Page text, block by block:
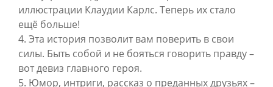
иллюстрации Клаудии Карлс. Теперь их стало
ещё больше!
4. Эта история позволит вам поверить в свои
силы. Быть собой и не бояться говорить правду –
вот девиз главного героя.
5. Юмор, интриги, рассказ о преданных друзьях –